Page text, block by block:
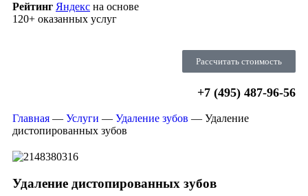
Рейтинг Яндекс на основе
120+ оказанных услуг
Рассчитать стоимость
+7 (495) 487-96-56
Главная — Услуги — Удаление зубов — Удаление
дистопированных зубов
Удаление дистопированных зубов